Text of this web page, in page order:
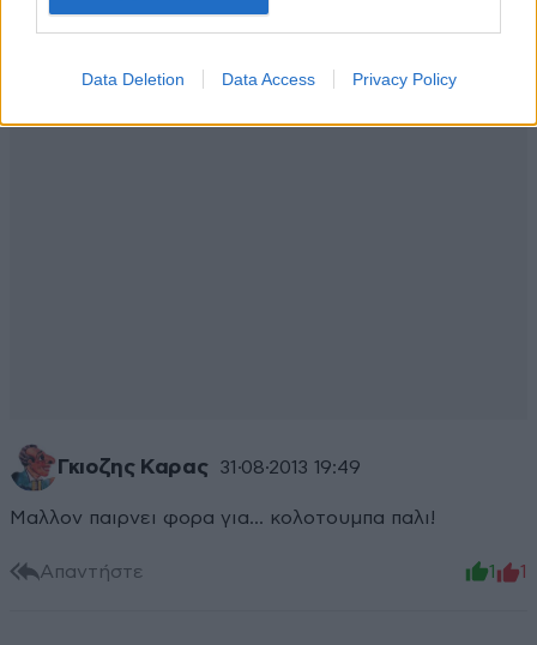
Data Deletion Data Access Privacy Policy
Γκιοζης Καρας 31·08·2013 19:49
Μαλλον παιρνει φορα για... κολοτουμπα παλι!
Απαντήστε 1 1